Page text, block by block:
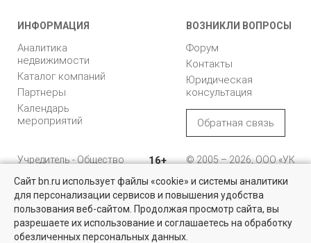
Найти квартиру - это просто!
Выбирайте среди 14 тысяч проверенных вариантов на вторичом
рынке жилья на портале BN.ru
ИНФОРМАЦИЯ
Аналитика
недвижимости
Каталог компаний
Партнеры
Календарь
мероприятий
ВОЗНИКЛИ ВОПРОСЫ
Форум
Контакты
Юридическая
консультация
Обратная связь
Учредитель - Общество
ответственностью
"Управляющая
компания "Бюллетень
недвижимости"
16+
© 2005 – 2026, ООО «УК
196105, Санкт-
Петербург, пр. Юрия
Гагарина, 1
Сайт bn.ru использует файлы «cookie» и системы аналитики
для персонализации сервисов и повышения удобства
пользования веб-сайтом. Продолжая просмотр сайта, вы
разрешаете их использование и соглашаетесь на обработку
обезличенных персональных данных.